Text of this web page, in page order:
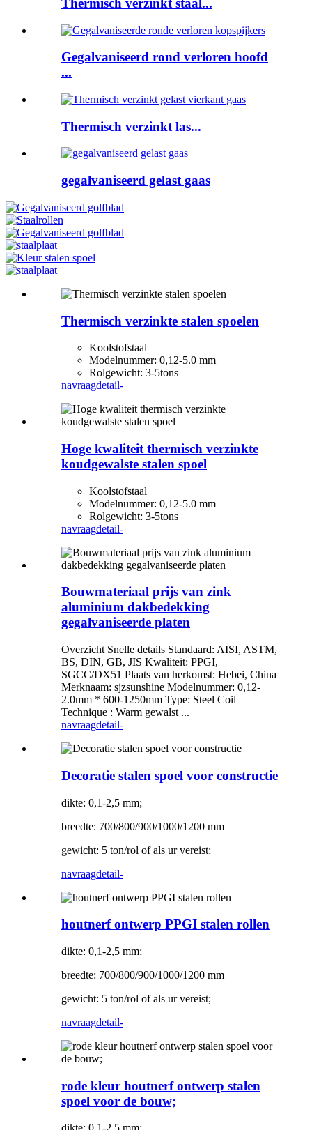
Thermisch verzinkt staal...
Gegalvaniseerd rond verloren hoofd
...
Thermisch verzinkt las...
gegalvaniseerd gelast gaas
Thermisch verzinkte stalen spoelen
Koolstofstaal
Modelnummer: 0,12-5.0 mm
Rolgewicht: 3-5tons
navraagdetail-
Hoge kwaliteit thermisch verzinkte
koudgewalste stalen spoel
Koolstofstaal
Modelnummer: 0,12-5.0 mm
Rolgewicht: 3-5tons
navraagdetail-
Bouwmateriaal prijs van zink
aluminium dakbedekking
gegalvaniseerde platen
Overzicht Snelle details Standaard: AISI, ASTM,
BS, DIN, GB, JIS Kwaliteit: PPGI,
SGCC/DX51 Plaats van herkomst: Hebei, China
Merknaam: sjzsunshine Modelnummer: 0,12-
2.0mm * 600-1250mm Type: Steel Coil
Technique : Warm gewalst ...
navraagdetail-
Decoratie stalen spoel voor constructie
dikte: 0,1-2,5 mm;
breedte: 700/800/900/1000/1200 mm
gewicht: 5 ton/rol of als ur vereist;
navraagdetail-
houtnerf ontwerp PPGI stalen rollen
dikte: 0,1-2,5 mm;
breedte: 700/800/900/1000/1200 mm
gewicht: 5 ton/rol of als ur vereist;
navraagdetail-
rode kleur houtnerf ontwerp stalen
spoel voor de bouw;